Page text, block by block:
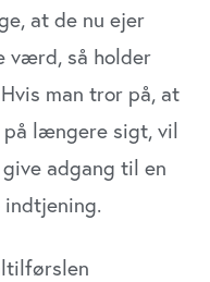
at de nu ejer
værd, så holder
man tror på, at
længere sigt, vil
adgang til en